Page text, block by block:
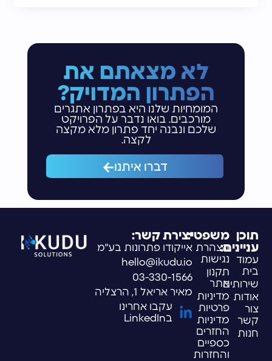
לא מצאתם את
הפתרון המדויק?
המומחיות שלנו היא בפתרון אתגרים
מורכבים. בואו נדבר על הפרויקט
שלכם ונבנה יחד פתרון מלא מקצה
לקצה.
דברו איתנו
תוכן
עניינים:
עמוד
בית
שירותים
אודות
צור
קשר
חנות
משפטי:
הצהרת
נגישות
תקנון
אתר
מדיניות
פרטיות
מדיניות
החזרים
כספיים
והחזרות
יצירת קשר:
אייקודו פתרונות בע"מ
hello@ikudu.io
03-330-1566
מאיר אריאל 1, הרצליה
עקבו אחרינו
בLinkedIn